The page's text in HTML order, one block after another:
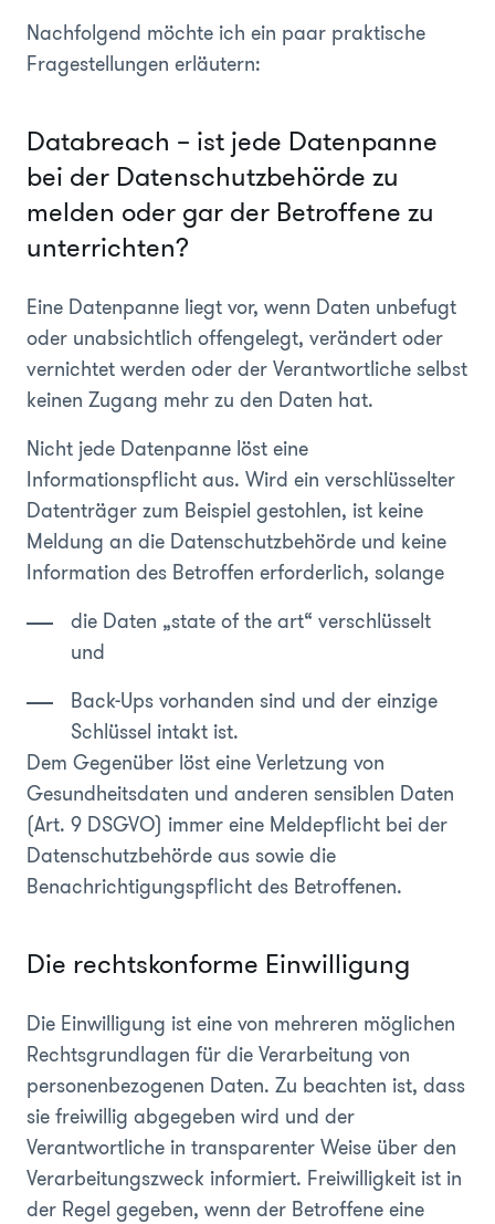
Nachfolgend möchte ich ein paar praktische
Fragestellungen erläutern:
Databreach – ist jede Datenpanne
bei der Datenschutzbehörde zu
melden oder gar der Betroffene zu
unterrichten?
Eine Datenpanne liegt vor, wenn Daten unbefugt
oder unabsichtlich offengelegt, verändert oder
vernichtet werden oder der Verantwortliche selbst
keinen Zugang mehr zu den Daten hat.
Nicht jede Datenpanne löst eine
Informationspflicht aus. Wird ein verschlüsselter
Datenträger zum Beispiel gestohlen, ist keine
Meldung an die Datenschutzbehörde und keine
Information des Betroffen erforderlich, solange
die Daten „state of the art“ verschlüsselt
und
Back-Ups vorhanden sind und der einzige
Schlüssel intakt ist.
Dem Gegenüber löst eine Verletzung von
Gesundheitsdaten und anderen sensiblen Daten
(Art. 9 DSGVO) immer eine Meldepflicht bei der
Datenschutzbehörde aus sowie die
Benachrichtigungspflicht des Betroffenen.
Die rechtskonforme Einwilligung
Die Einwilligung ist eine von mehreren möglichen
Rechtsgrundlagen für die Verarbeitung von
personenbezogenen Daten. Zu beachten ist, dass
sie freiwillig abgegeben wird und der
Verantwortliche in transparenter Weise über den
Verarbeitungszweck informiert. Freiwilligkeit ist in
der Regel gegeben, wenn der Betroffene eine